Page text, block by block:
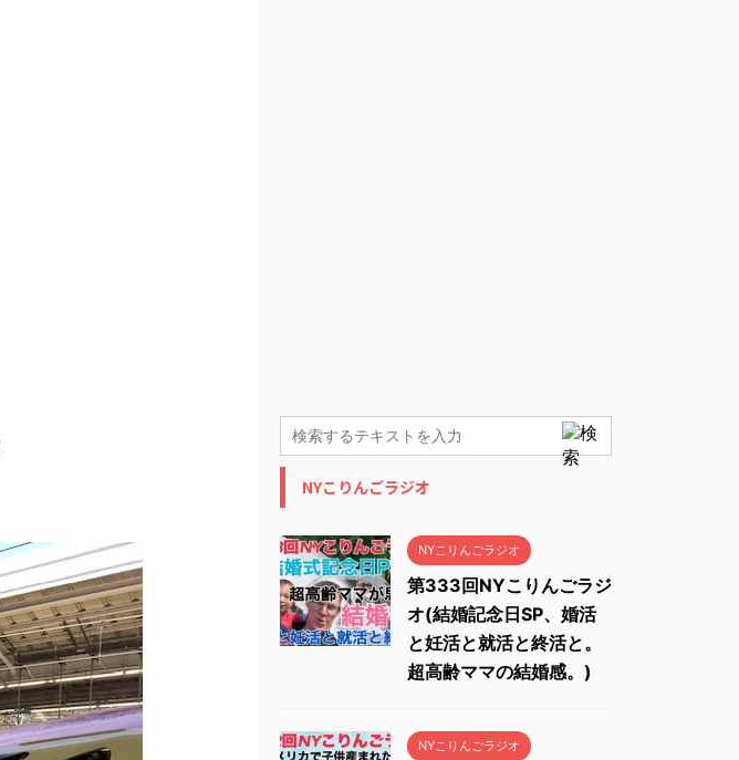
NYこりんごラジオ
NYこりんごラジオ
第333回NYこりんごラジ
オ(結婚記念日SP、婚活
と妊活と就活と終活と。
超高齢ママの結婚感。)
NYこりんごラジオ